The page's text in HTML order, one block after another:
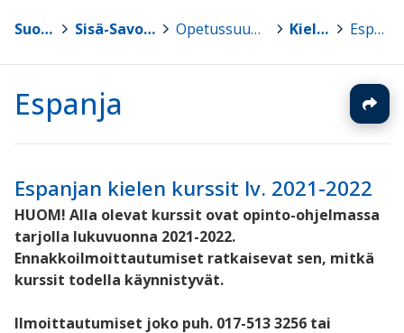
Suonenjoki Sisä-Savon kansalaisopisto > Opetussuunnitelma ja oppiaineet > Kielet > Espanja
Espanja
Espanjan kielen kurssit lv. 2021-2022
HUOM! Alla olevat kurssit ovat opinto-ohjelmassa
tarjolla lukuvuonna 2021-2022.
Ennakkoilmoittautumiset ratkaisevat sen, mitkä
kurssit todella käynnistyvät.
Ilmoittautumiset joko puh. 017-513 3256 tai